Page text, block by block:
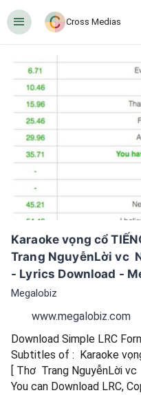
󰍜 Cross Medias
Karaoke vọng cổ
Trang NguyễnLời vc
- Lyrics Download -
Megalobiz
www.megalobiz.com
Download Simple LRC
Subtitles of :  Karaoke
[ Thơ  Trang NguyễnLời
You can Download LRC,